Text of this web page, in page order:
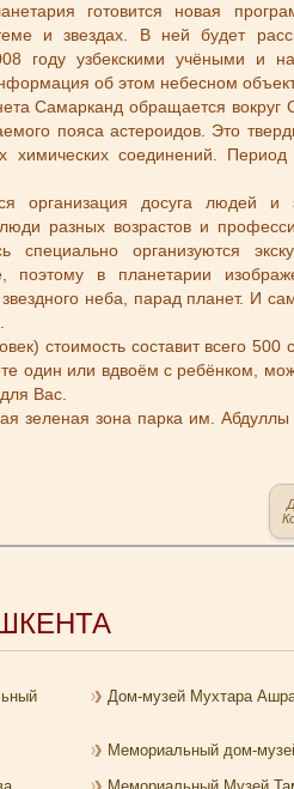
готовится новая
и звездах. В ней будет
году узбекскими учёными и
об этом небесном
Самарканд обращается
пояса астероидов. Это
химических соединений.
организация досуга людей и
разных возрастов и
специально организуются
поэтому в планетарии
неба, парад планет. И
стоимость составит всего
один или вдвоём с ребёнком,
Вас.
зеленая зона парка им.
Дом-музей Мухтара
Мемориальный дом-